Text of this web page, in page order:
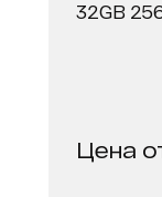
32GB
Цена